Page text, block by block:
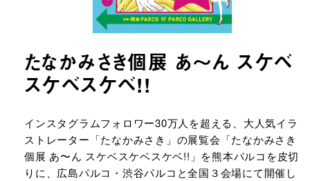
たなかみさき個展 あ〜ん スケベ
スケベスケベ!!
URLをコピーする
インスタグラムフォロワー30万人を超える、大人気イラ
ストレーター「たなかみさき」の展覧会「たなかみさき
個展 あ〜ん スケベスケベスケベ!!」を熊本パルコを皮切
りに、広島パルコ・渋谷パルコと全国３会場にて開催し